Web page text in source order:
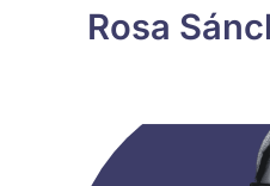
Rosa